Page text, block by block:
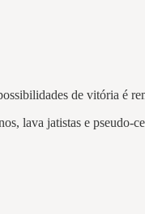
de vitória é
lava jatistas e pseudo-